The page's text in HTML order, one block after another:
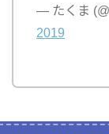
— たくま
2019